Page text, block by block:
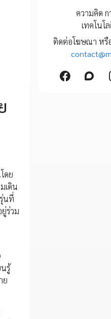
ดย
เดิน
นที่
ร่วม
รู้
ย
ความคิด ก
เทคโนโ
ติดต่อโฆษณา หรื